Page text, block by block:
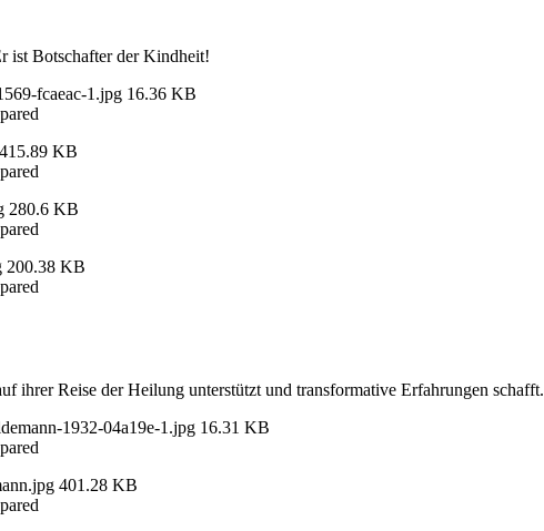
ist Botschafter der Kindheit!
fcaeac-1.jpg 16.36 KB
415.89 KB
280.6 KB
200.38 KB
ihrer Reise der Heilung unterstützt und transformative Erfahrungen schafft.
1932-04a19e-1.jpg 16.31 KB
401.28 KB